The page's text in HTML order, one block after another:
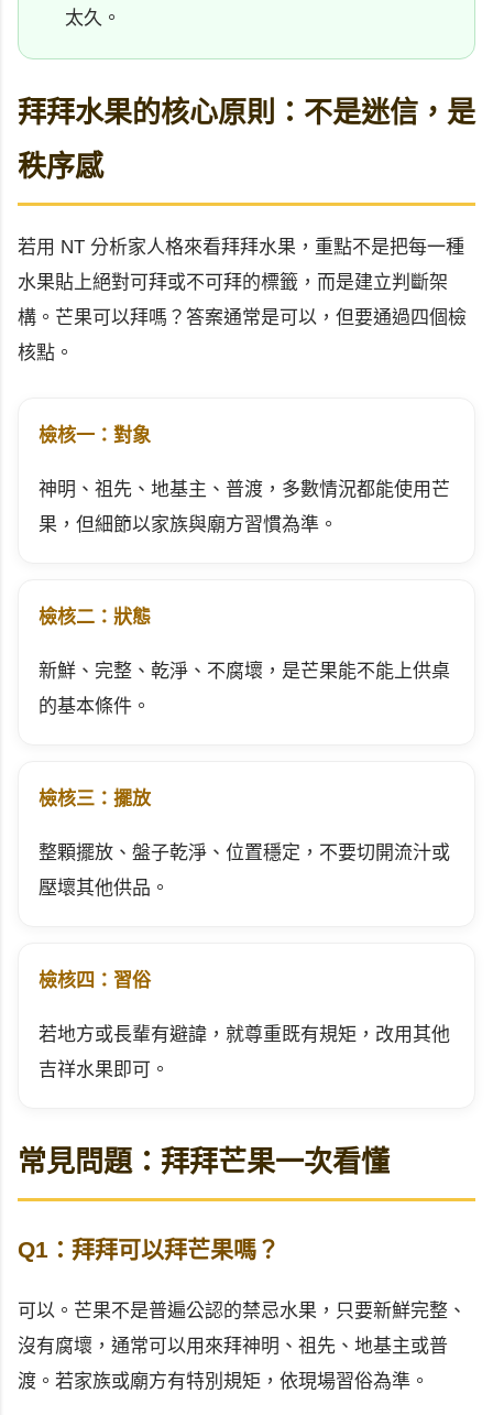
太久。
拜拜水果的核心原則：不是迷信，是
秩序感
若用 NT 分析家人格來看拜拜水果，重點不是把每一種
水果貼上絕對可拜或不可拜的標籤，而是建立判斷架
構。芒果可以拜嗎？答案通常是可以，但要通過四個檢
核點。
檢核一：對象
神明、祖先、地基主、普渡，多數情況都能使用芒
果，但細節以家族與廟方習慣為準。
檢核二：狀態
新鮮、完整、乾淨、不腐壞，是芒果能不能上供桌
的基本條件。
檢核三：擺放
整顆擺放、盤子乾淨、位置穩定，不要切開流汁或
壓壞其他供品。
檢核四：習俗
若地方或長輩有避諱，就尊重既有規矩，改用其他
吉祥水果即可。
常見問題：拜拜芒果一次看懂
Q1：拜拜可以拜芒果嗎？
可以。芒果不是普遍公認的禁忌水果，只要新鮮完整、
沒有腐壞，通常可以用來拜神明、祖先、地基主或普
渡。若家族或廟方有特別規矩，依現場習俗為準。